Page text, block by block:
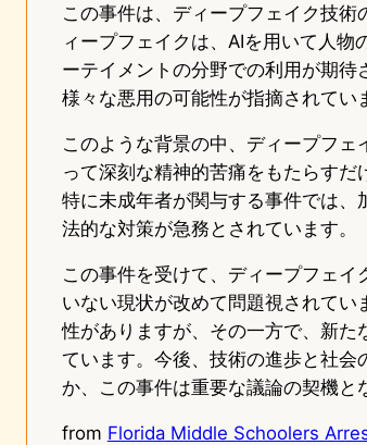
この事件は、ディープフェイク技
ィープフェイクは、AIを用いて人
ーテイメントの分野での利用が期待
様々な悪用の可能性が指摘されてい
このような背景の中、ディープフ
って深刻な精神的苦痛をもたらすだ
特に未成年者が関与する事件では
法的な対策が急務とされています。
この事件を受けて、ディープフェ
いない現状が改めて問題視されて
性がありますが、その一方で、新た
ています。今後、技術の進歩と社
か、この事件は重要な議論の契機と
from Florida Middle Schoolers